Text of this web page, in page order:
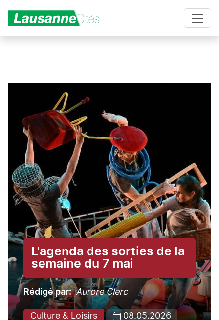
L'agenda des sorties de la
semaine du 7 mai
Rédigé par Aurore Clerc
Culture & Loisirs 08.05.2026